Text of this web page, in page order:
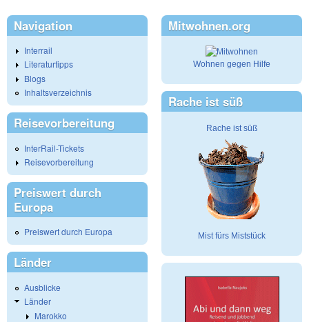
Navigation
Interrail
Literaturtipps
Blogs
Inhaltsverzeichnis
Reisevorbereitung
InterRail-Tickets
Reisevorbereitung
Preiswert durch
Europa
Preiswert durch Europa
Länder
Ausblicke
Länder
Marokko
Mitwohnen.org
Wohnen gegen Hilfe
Rache ist süß
Rache ist süß
Mist fürs Miststück